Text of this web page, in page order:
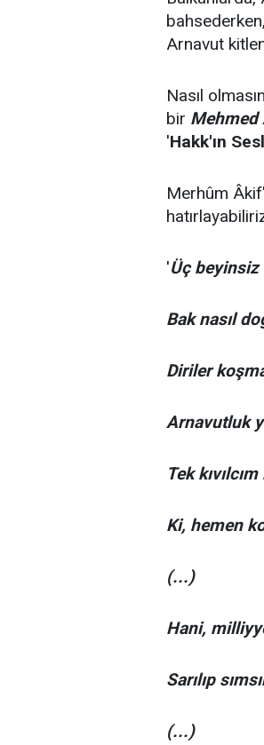
Arnavut
Nasıl
bir Mehmed
'Hakk'ın
Merhûm
'Üç
Bak nasıl
Diriler
Arnavutluk
Tek
Ki, hemen
(...)
Hani,
Sarılıp
(...)